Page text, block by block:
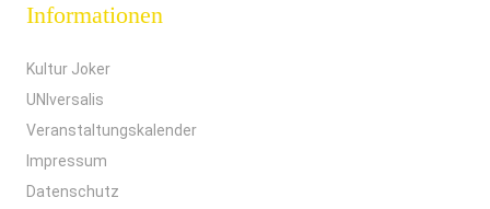
Informationen
Kultur Joker
UNIversalis
Veranstaltungskalender
Impressum
Datenschutz